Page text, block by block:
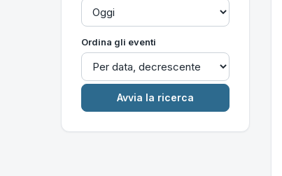
Ordina gli eventi